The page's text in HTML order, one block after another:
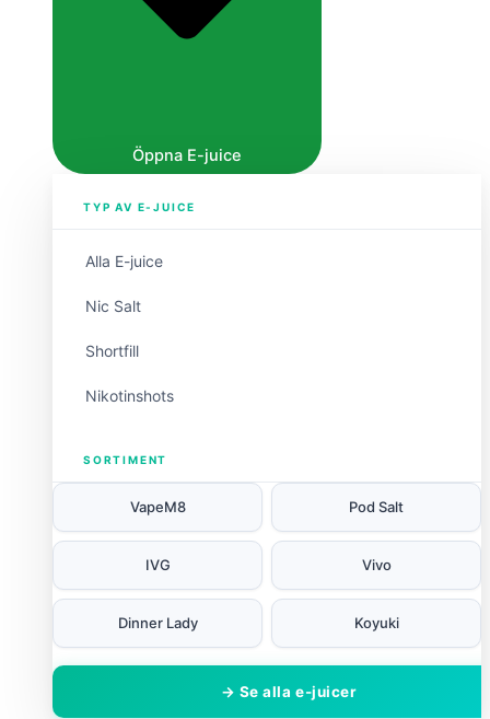
Öppna E-juice
TYP AV E-JUICE
Alla E-juice
Nic Salt
Shortfill
Nikotinshots
SORTIMENT
VapeM8 Pod Salt
IVG Vivo
Dinner Lady Koyuki
→ Se alla e-juicer